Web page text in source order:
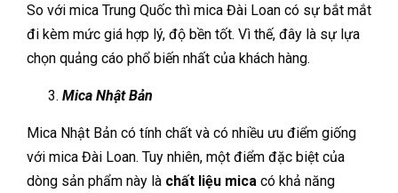
So với mica Trung Quốc thì mica Đài Loan có sự bắt mắt
đi kèm mức giá hợp lý, độ bền tốt. Vì thế, đây là sự lựa
chọn quảng cáo phổ biến nhất của khách hàng.
Mica Nhật Bản
Mica Nhật Bản có tính chất và có nhiều ưu điểm giống
với mica Đài Loan. Tuy nhiên, một điểm đặc biệt của
dòng sản phẩm này là chất liệu mica có khả năng